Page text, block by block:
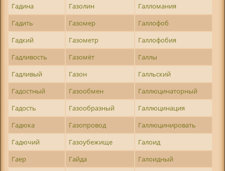
Гадина
Газолин
Галломания
Гадить
Газомер
Галлофоб
Гадкий
Газометр
Галлофобия
Гадливость
Газомёт
Галлы
Гадливый
Газон
Галльский
Гадостный
Газообмен
Галлюцинаторный
Гадость
Газообразный
Галлюцинация
Гадюка
Газопровод
Галлюцинировать
Гадючий
Газоубежище
Галоид
Гаер
Гайда
Галоидный